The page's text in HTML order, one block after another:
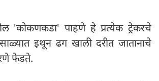
'कोकणकडा' पाहणे हे प्रत्येक ट्रेकरचे
इथून ढग खाली दरीत जातानाचे
फेडते.